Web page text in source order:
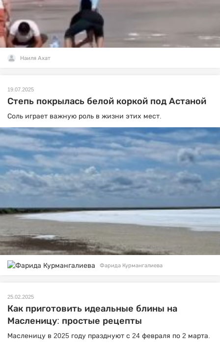
Наиля Ахат
19.07.2025
Степь покрылась белой коркой под Астаной
Соль играет важную роль в жизни этих мест.
Фарида Курмангалиева
25.02.2025
Как приготовить идеальные блины на
Масленицу: простые рецепты
Масленицу в 2025 году празднуют с 24 февраля по 2 марта.